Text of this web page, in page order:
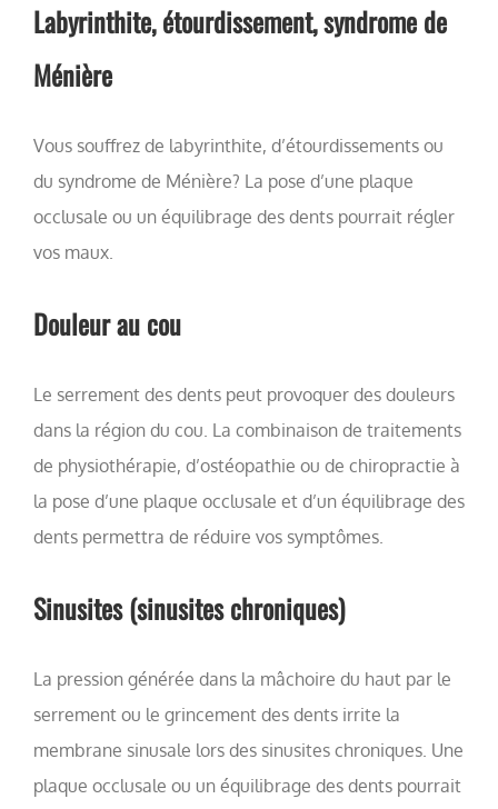
Labyrinthite, étourdissement, syndrome de
Ménière
Vous souffrez de labyrinthite, d’étourdissements ou
du syndrome de Ménière? La pose d’une plaque
occlusale ou un équilibrage des dents pourrait régler
vos maux.
Douleur au cou
Le serrement des dents peut provoquer des douleurs
dans la région du cou. La combinaison de traitements
de physiothérapie, d’ostéopathie ou de chiropractie à
la pose d’une plaque occlusale et d’un équilibrage des
dents permettra de réduire vos symptômes.
Sinusites (sinusites chroniques)
La pression générée dans la mâchoire du haut par le
serrement ou le grincement des dents irrite la
membrane sinusale lors des sinusites chroniques. Une
plaque occlusale ou un équilibrage des dents pourrait